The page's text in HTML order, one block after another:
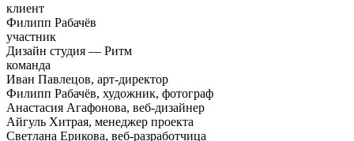
клиент
Филипп Рабачёв
участник
Дизайн студия — Ритм
команда
Иван Павлецов, арт-директор
Филипп Рабачёв, художник, фотограф
Анастасия Агафонова, веб-дизайнер
Айгуль Хитрая, менеджер проекта
Светлана Ерикова, веб-разработчица